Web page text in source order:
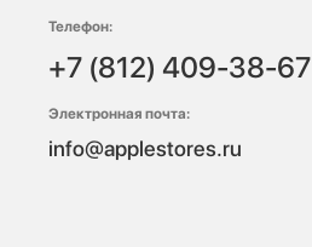
Телефон:
+7 (812) 409-38-67
Электронная почта:
info@applestores.ru